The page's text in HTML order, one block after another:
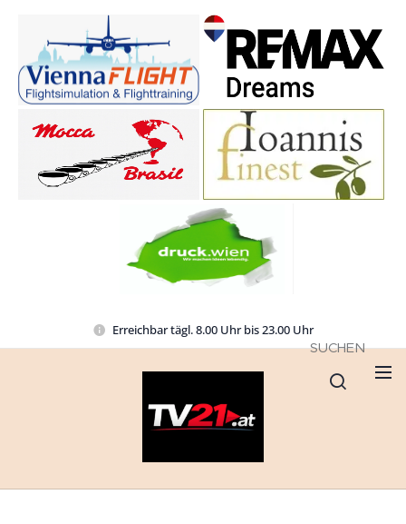
Erreichbar tägl. 8.00 Uhr bis 23.00 Uhr
SUCHEN